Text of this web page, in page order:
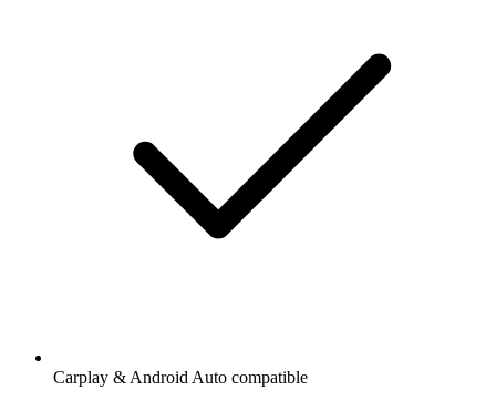
Carplay & Android Auto compatible